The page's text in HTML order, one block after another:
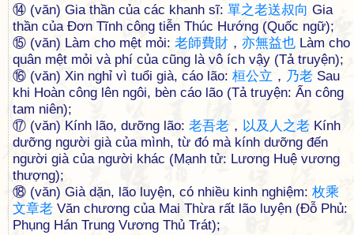
⑭ (văn) Gia thần của các khanh sĩ: 單之老送叔向 Gia
thần của Đơn Tĩnh công tiễn Thúc Hướng (Quốc ngữ);
⑮ (văn) Làm cho mệt mỏi: 老師費財 ， 亦無益也 Làm cho
quân mệt mỏi và phí của cũng là vô ích vậy (Tả truyện);
⑯ (văn) Xin nghỉ vì tuổi già, cáo lão: 桓公立 ， 乃老 Sau
khi Hoàn công lên ngôi, bèn cáo lão (Tả truyện: Ẩn công
tam niên);
⑰ (văn) Kính lão, dưỡng lão: 老吾老 ， 以及 人 之老 Kính
dưỡng người già của mình, từ đó mà kính dưỡng đến
người già của người khác (Mạnh tử: Lương Huệ vương
thượng);
⑱ (văn) Già dặn, lão luyện, có nhiều kinh nghiệm: 枚乘
文章老 Văn chương của Mai Thừa rất lão luyện (Đỗ Phủ:
Phụng Hán Trung Vương Thủ Trát);